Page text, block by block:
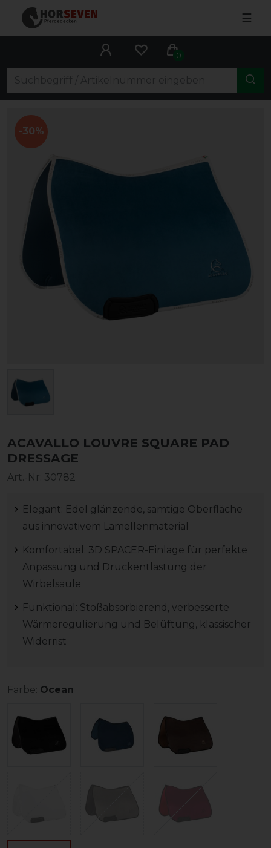
☰
0
-30%
ACAVALLO LOUVRE SQUARE PAD
DRESSAGE
Art.-Nr: 30782
Elegant: Edel glänzende, samtige Oberfläche
aus innovativem Lamellenmaterial
Komfortabel: 3D SPACER-Einlage für perfekte
Anpassung und Druckentlastung der
Wirbelsäule
Funktional: Stoßabsorbierend, verbesserte
Wärmeregulierung und Belüftung, klassischer
Widerrist
Farbe: Ocean